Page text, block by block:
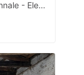
Elegante Vetrina a due passi dalla Biennale - Elegant storefront Biennale